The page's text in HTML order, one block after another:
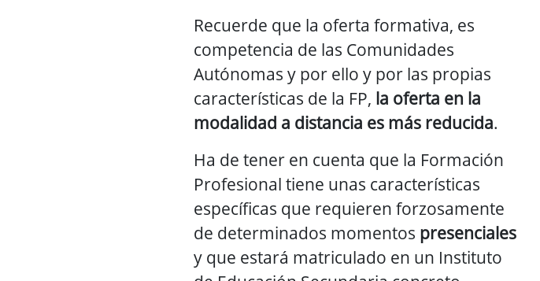
Recuerde que la oferta formativa, es
competencia de las Comunidades
Autónomas y por ello y por las propias
características de la FP, la oferta en la
modalidad a distancia es más reducida.
Ha de tener en cuenta que la Formación
Profesional tiene unas características
específicas que requieren forzosamente
de determinados momentos presenciales
y que estará matriculado en un Instituto